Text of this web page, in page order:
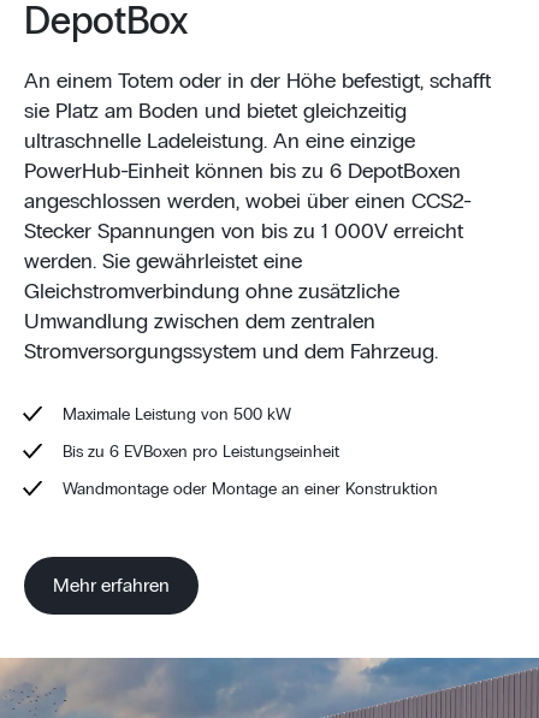
DepotBox
An einem Totem oder in der Höhe befestigt, schafft
sie Platz am Boden und bietet gleichzeitig
ultraschnelle Ladeleistung. An eine einzige
PowerHub-Einheit können bis zu 6 DepotBoxen
angeschlossen werden, wobei über einen CCS2-
Stecker Spannungen von bis zu 1 000V erreicht
werden. Sie gewährleistet eine
Gleichstromverbindung ohne zusätzliche
Umwandlung zwischen dem zentralen
Stromversorgungssystem und dem Fahrzeug.
Maximale Leistung von 500 kW
Bis zu 6 EVBoxen pro Leistungseinheit
Wandmontage oder Montage an einer Konstruktion
Mehr erfahren